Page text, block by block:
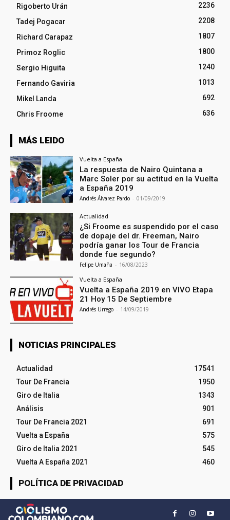
Rigoberto Urán
2236
Tadej Pogacar
2208
Richard Carapaz
1807
Primoz Roglic
1800
Sergio Higuita
1240
Fernando Gaviria
1013
Mikel Landa
692
Chris Froome
636
MÁS LEIDO
Vuelta a España
La respuesta de Nairo Quintana a
Marc Soler por su actitud en la Vuelta
a España 2019
Andrés Álvarez Pardo - 01/09/2019
Actualidad
¿Si Froome es suspendido por el caso
de dopaje del dr. Freeman, Nairo
podría ganar los Tour de Francia
donde fue segundo?
Felipe Umaña - 16/08/2023
Vuelta a España
Vuelta a España 2019 en VIVO Etapa
21 Hoy 15 De Septiembre
Andrés Urrego - 14/09/2019
NOTICIAS PRINCIPALES
Actualidad
17541
Tour De Francia
1950
Giro de Italia
1343
Análisis
901
Tour De Francia 2021
691
Vuelta a España
575
Giro de Italia 2021
545
Vuelta A España 2021
460
POLÍTICA DE PRIVACIDAD